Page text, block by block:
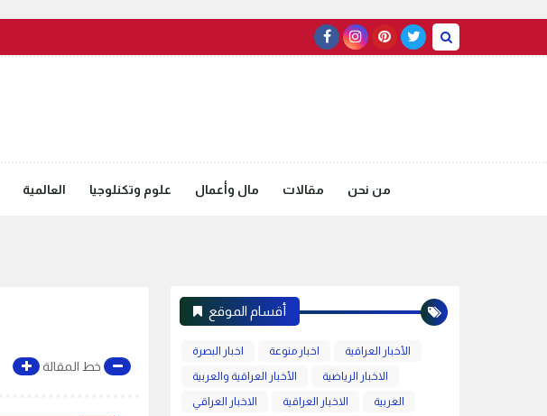
العالمية علوم وتكنلوجيا مال وأعمال مقالات من نحن
خط المقالة
أقسام الموقع
اخبار البصرة اخبار منوعة
الأخبار العراقية
الأخبار العراقية والعربية
الاخبار الرياضية
الاخبار العراقي
الاخبار العراقية
العربية